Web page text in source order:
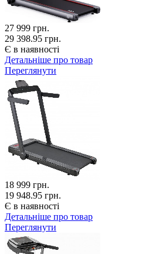
27 999 грн.
29 398.95 грн.
Є в наявності
Детальніше про товар
Переглянути
18 999 грн.
19 948.95 грн.
Є в наявності
Детальніше про товар
Переглянути